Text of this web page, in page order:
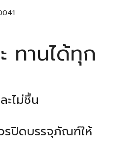
ทานได้ทุก
ะไม่ชื้น
รปิดบรรจุภัณฑ์ให้